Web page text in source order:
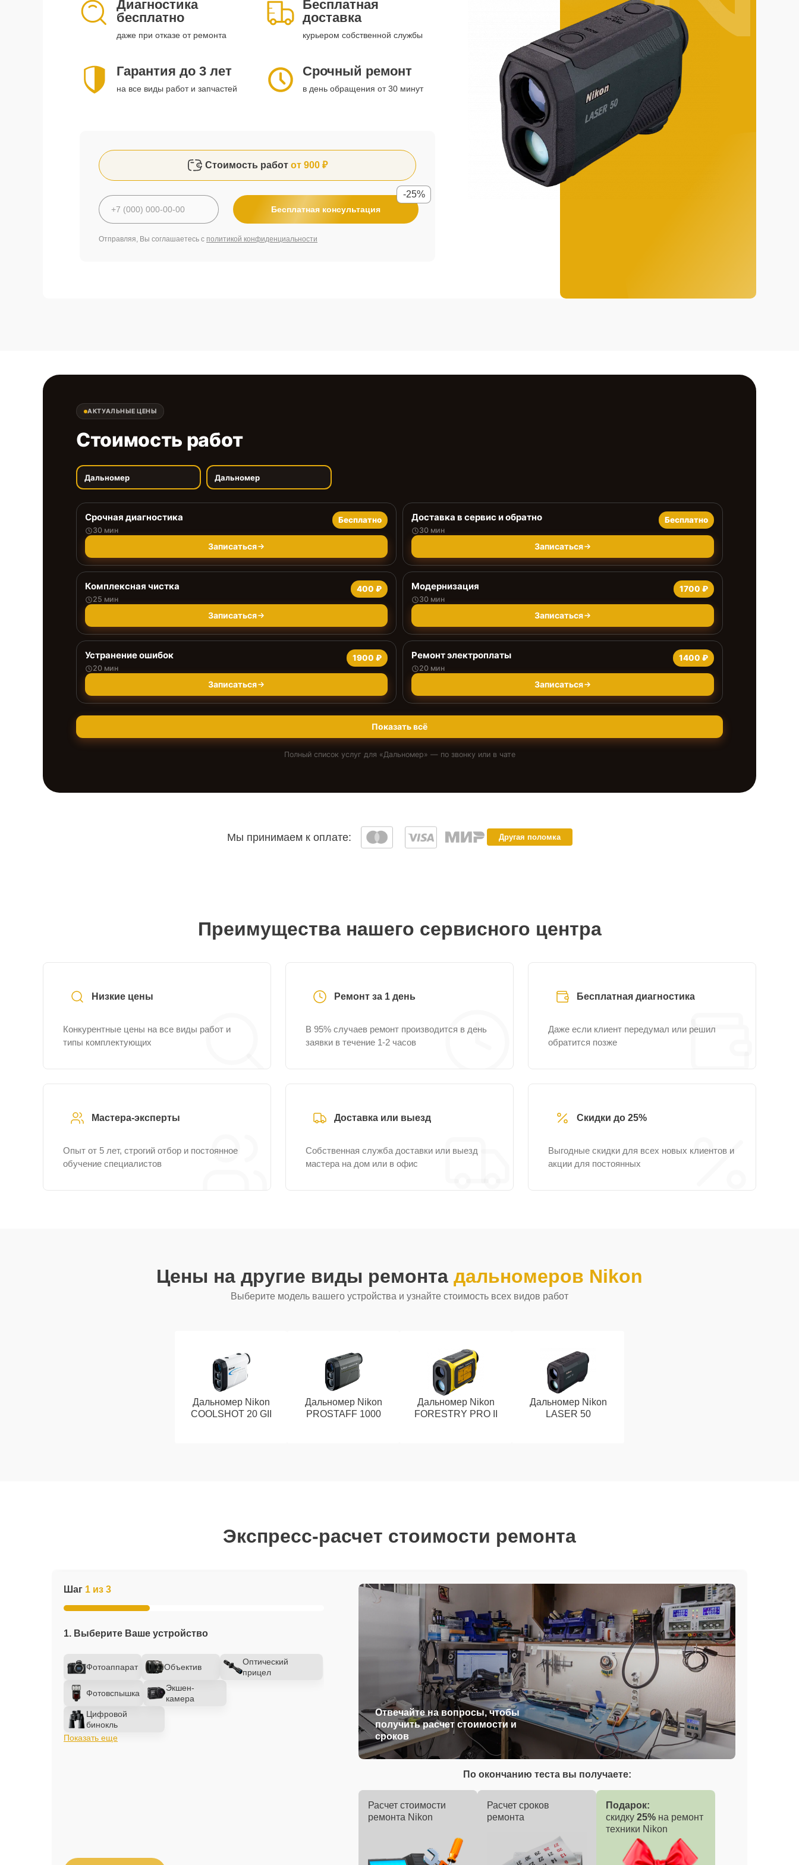
Диагностика
бесплатно
даже при отказе от ремонта
Бесплатная
доставка
курьером собственной службы
Гарантия до 3 лет
на все виды работ и запчастей
Срочный ремонт
в день обращения от 30 минут
Стоимость работ от 900 ₽
Бесплатная консультация
-25%
Отправляя, Вы соглашаетесь с политикой конфиденциальности
АКТУАЛЬНЫЕ ЦЕНЫ
Стоимость работ
Дальномер Дальномер
Срочная диагностика
30 мин
Бесплатно
Записаться
Доставка в сервис и обратно
30 мин
Бесплатно
Записаться
Комплексная чистка
25 мин
400 ₽
Записаться
Модернизация
30 мин
1700 ₽
Записаться
Устранение ошибок
20 мин
1900 ₽
Записаться
Ремонт электроплаты
20 мин
1400 ₽
Записаться
Показать всё
Полный список услуг для «Дальномер» — по звонку или в чате
Мы принимаем к оплате: Другая поломка
Преимущества нашего сервисного центра
Низкие цены
Конкурентные цены на все виды работ и
типы комплектующих
Ремонт за 1 день
В 95% случаев ремонт производится в день
заявки в течение 1-2 часов
Бесплатная диагностика
Даже если клиент передумал или решил
обратится позже
Мастера-эксперты
Опыт от 5 лет, строгий отбор и постоянное
обучение специалистов
Доставка или выезд
Собственная служба доставки или выезд
мастера на дом или в офис
Скидки до 25%
Выгодные скидки для всех новых клиентов и
акции для постоянных
Цены на другие виды ремонта дальномеров Nikon
Выберите модель вашего устройства и узнайте стоимость всех видов работ
Дальномер Nikon
COOLSHOT 20 GII
Дальномер Nikon
PROSTAFF 1000
Дальномер Nikon
FORESTRY PRO II
Дальномер Nikon
LASER 50
Экспресс-расчет стоимости ремонта
Шаг 1 из 3
1. Выберите Ваше устройство
Фотоаппарат Объектив
Оптический
прицел
Фотовспышка
Экшен-
камера
Цифровой
бинокль
Показать еще
Отвечайте на вопросы, чтобы
получить расчет стоимости и
сроков
По окончанию теста вы получаете:
Расчет стоимости
ремонта Nikon
Расчет сроков
ремонта
Подарок:
скидку 25% на ремонт
техники Nikon